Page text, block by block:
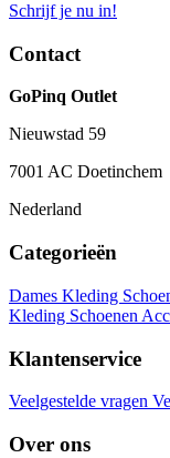
Schrijf je nu in!
Contact
GoPinq Outlet
Nieuwstad 59
7001 AC Doetinchem
Nederland
Categorieën
Dames Kleding
Kleding Schoenen
Klantenservice
Veelgestelde vragen
Over ons